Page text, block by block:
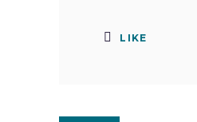
LIKE